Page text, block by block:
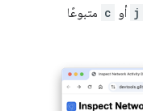
j أو c متبوعًا